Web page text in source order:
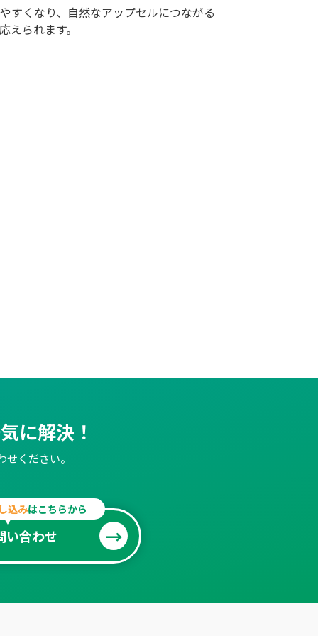
すくなり、自然なアップセルにつながる
えられます。
に解決！
ください。
込みはこちらから
い合わせ